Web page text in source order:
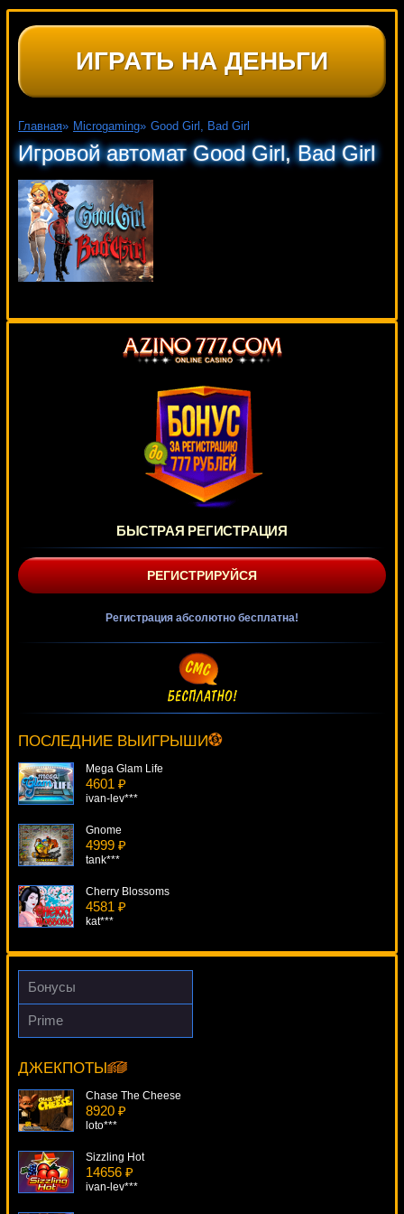
ИГРАТЬ НА ДЕНЬГИ
Главная» Microgaming» Good Girl, Bad Girl
Игровой автомат Good Girl, Bad Girl
БЫСТРАЯ РЕГИСТРАЦИЯ
РЕГИСТРИРУЙСЯ
Регистрация абсолютно бесплатна!
ПОСЛЕДНИЕ ВЫИГРЫШИ
superman***
Mega Glam Life
4601 ₽
ivan-lev***
Gnome
4999 ₽
tank***
Cherry Blossoms
4581 ₽
kat***
Mayan Riches
1792 ₽
Phantom Cash
4829 ₽
Egoistik***
Бонусы
Prime
ДЖЕКПОТЫ
Hells Grannies
alex***
Chase The Cheese
8920 ₽
loto***
Sizzling Hot
14656 ₽
ivan-lev***